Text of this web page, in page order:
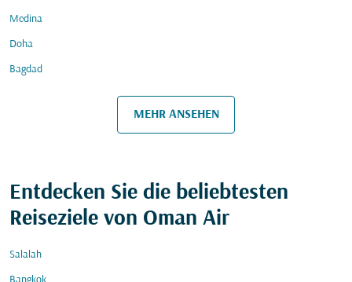
Medina
Doha
Bagdad
MEHR ANSEHEN
Entdecken Sie die beliebtesten
Reiseziele von Oman Air
Salalah